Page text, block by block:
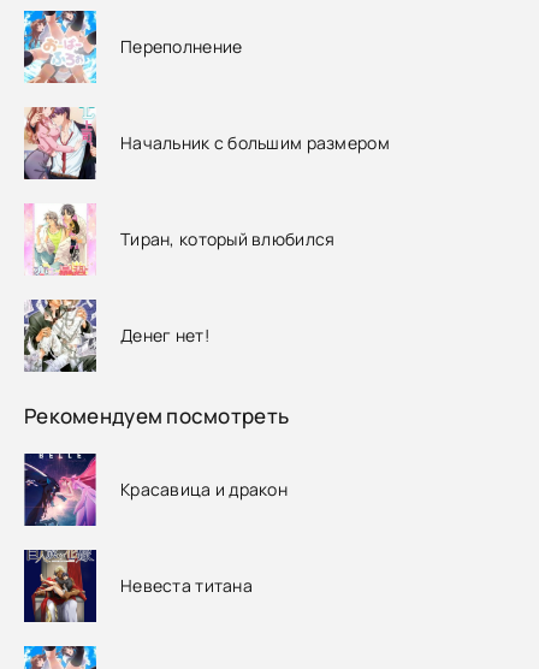
Переполнение
Начальник с большим размером
Тиран, который влюбился
Денег нет!
Рекомендуем посмотреть
Красавица и дракон
Невеста титана